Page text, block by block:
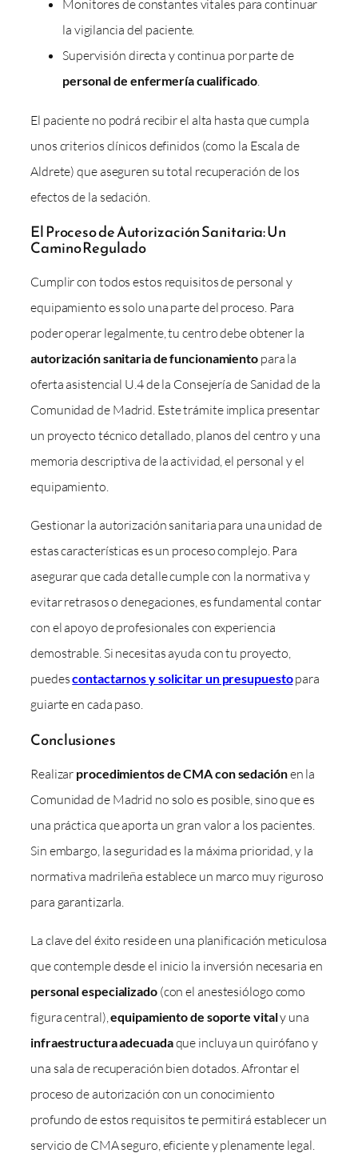
Monitores de constantes vitales para continuar
la vigilancia del paciente.
Supervisión directa y continua por parte de
personal de enfermería cualificado.
El paciente no podrá recibir el alta hasta que cumpla
unos criterios clínicos definidos (como la Escala de
Aldrete) que aseguren su total recuperación de los
efectos de la sedación.
El Proceso de Autorización Sanitaria: Un
Camino Regulado
Cumplir con todos estos requisitos de personal y
equipamiento es solo una parte del proceso. Para
poder operar legalmente, tu centro debe obtener la
autorización sanitaria de funcionamiento para la
oferta asistencial U.4 de la Consejería de Sanidad de la
Comunidad de Madrid. Este trámite implica presentar
un proyecto técnico detallado, planos del centro y una
memoria descriptiva de la actividad, el personal y el
equipamiento.
Gestionar la autorización sanitaria para una unidad de
estas características es un proceso complejo. Para
asegurar que cada detalle cumple con la normativa y
evitar retrasos o denegaciones, es fundamental contar
con el apoyo de profesionales con experiencia
demostrable. Si necesitas ayuda con tu proyecto,
puedescontactarnos y solicitar un presupuestopara
guiarte en cada paso.
Conclusiones
Realizar procedimientos de CMA con sedaciónen la
Comunidad de Madrid no solo es posible, sino que es
una práctica que aporta un gran valor a los pacientes.
Sin embargo, la seguridad es la máxima prioridad, y la
normativa madrileña establece un marco muy riguroso
para garantizarla.
La clave del éxito reside en una planificación meticulosa
que contemple desde el inicio la inversión necesaria en
personal especializado(con el anestesiólogo como
figura central),equipamiento de soporte vitaly una
infraestructura adecuadaque incluya un quirófano y
una sala de recuperación bien dotados. Afrontar el
proceso de autorización con un conocimiento
profundo de estos requisitos te permitirá establecer un
servicio de CMA seguro, eficiente y plenamente legal.